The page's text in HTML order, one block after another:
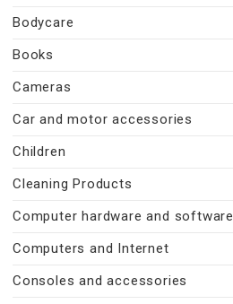
Bodycare
Books
Cameras
Car and motor accessories
Children
Cleaning Products
Computer hardware and software
Computers and Internet
Consoles and accessories